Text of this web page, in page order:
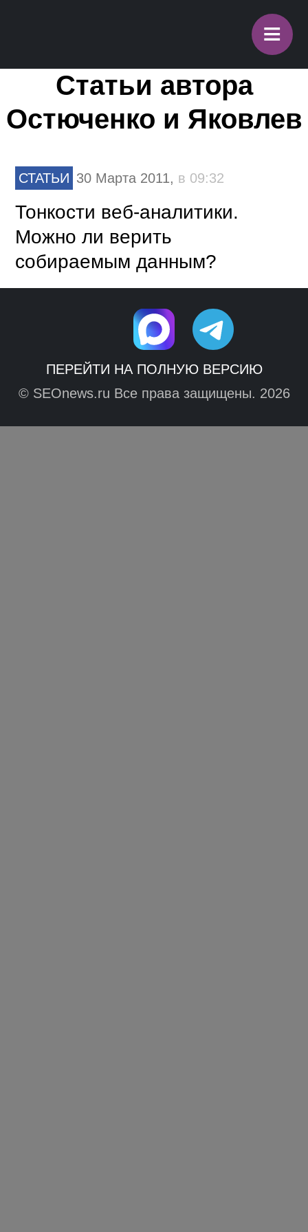
≡
Статьи автора
Остюченко и Яковлев
СТАТЬИ 30 Марта 2011, в 09:32
Тонкости веб-аналитики.
Можно ли верить
собираемым данным?
ПЕРЕЙТИ НА ПОЛНУЮ ВЕРСИЮ
© SEOnews.ru Все права защищены. 2026